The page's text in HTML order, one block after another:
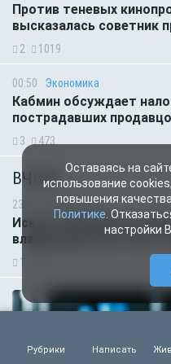
Против теневых
высказалась советник
2 1019
00:50 Экономика
Кабмин обсуждает
пострадавших
3 473
ВЧЕРА
23:56 Сад и огород
Искусственный
владельцев участков
1
Рубрики Написать
Оставаясь на
использование
повышения
Политике .
настройки